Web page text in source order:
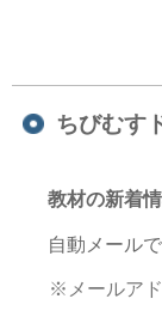
ちびむす
教材の新着
自動メール